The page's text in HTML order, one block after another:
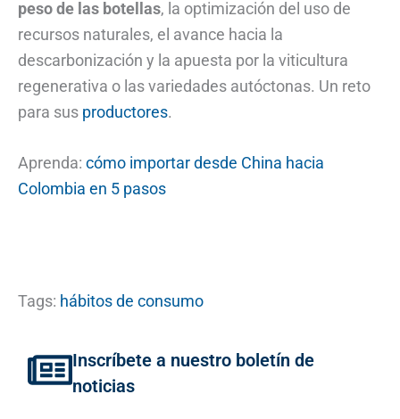
peso de las botellas, la optimización del uso de
recursos naturales, el avance hacia la
descarbonización y la apuesta por la viticultura
regenerativa o las variedades autóctonas. Un reto
para sus productores.
Aprenda: cómo importar desde China hacia
Colombia en 5 pasos
Tags: hábitos de consumo
Inscríbete a nuestro boletín de
noticias